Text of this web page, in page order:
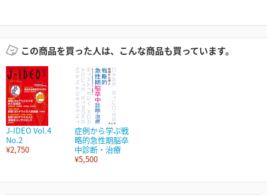
この商品を買った人は、こんな商品も買っています。
J-IDEO Vol.4
No.2
¥2,750
症例から学ぶ戦
略的急性期脳卒
中診断・治療
¥5,500